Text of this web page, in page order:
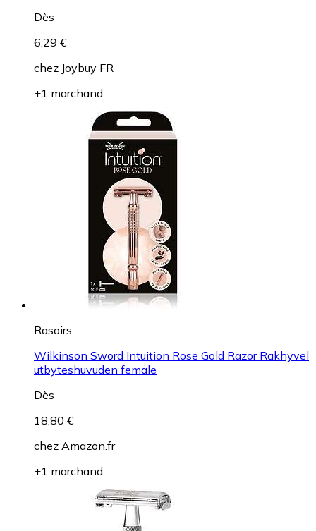
Dès
6,29 €
chez Joybuy FR
+1 marchand
Rasoirs
Wilkinson Sword Intuition Rose Gold Razor Rakhyvel
utbyteshuvuden female
Dès
18,80 €
chez Amazon.fr
+1 marchand